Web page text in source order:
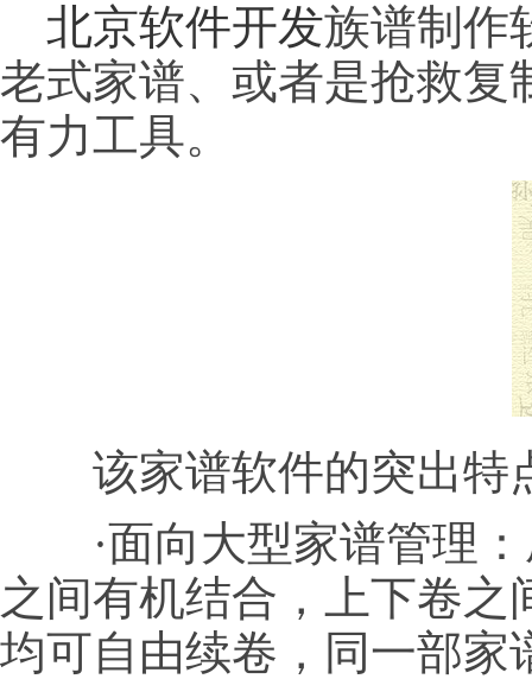
北京软件开发族谱制作
老式家谱、或者是抢救复
有力工具。
该家谱软件的突出特
·面向大型家谱管理：
之间有机结合，上下卷
均可自由续卷，同一部家